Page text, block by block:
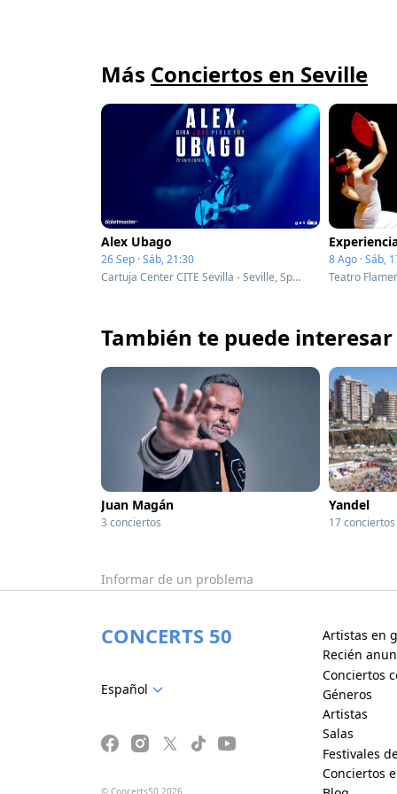
Más Conciertos en Seville
Alex Ubago
26 Sep · Sáb, 21:30
Cartuja Center CITE Sevilla - Seville, Spain
8 Ago · Sáb,
Teatro
También te puede interesar
Juan Magán
3 conciertos
Yandel
17 conciertos
Informar de un problema
CONCERTS 50
Español
© Concerts50 2026
Artistas en
Recién
Conciertos
Géneros
Artistas
Salas
Festivales
Conciertos